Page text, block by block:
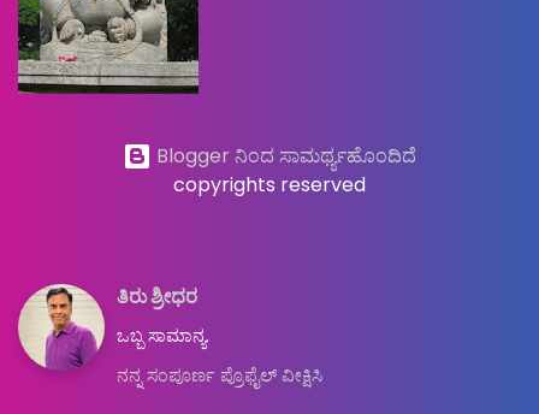
Blogger ನಿಂದ ಸಾಮರ್ಥ್ಯಹೊಂದಿದೆ
copyrights reserved
ತಿರು ಶ್ರೀಧರ
ಒಬ್ಬ ಸಾಮಾನ್ಯ.
ನನ್ನ ಸಂಪೂರ್ಣ ಪ್ರೊಫೈಲ್ ವೀಕ್ಷಿಸಿ